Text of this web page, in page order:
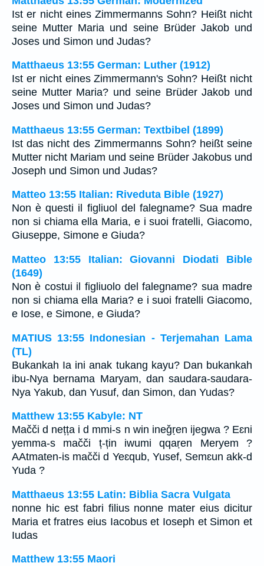
Ist er nicht eines Zimmermanns Sohn? Heißt nicht
seine Mutter Maria und seine Brüder Jakob und
Joses und Simon und Judas?
Matthaeus 13:55 German: Luther (1912)
Ist er nicht eines Zimmermann's Sohn? Heißt nicht
seine Mutter Maria? und seine Brüder Jakob und
Joses und Simon und Judas?
Matthaeus 13:55 German: Textbibel (1899)
Ist das nicht des Zimmermanns Sohn? heißt seine
Mutter nicht Mariam und seine Brüder Jakobus und
Joseph und Simon und Judas?
Matteo 13:55 Italian: Riveduta Bible (1927)
Non è questi il figliuol del falegname? Sua madre
non si chiama ella Maria, e i suoi fratelli, Giacomo,
Giuseppe, Simone e Giuda?
Matteo 13:55 Italian: Giovanni Diodati Bible
(1649)
Non è costui il figliuolo del falegname? sua madre
non si chiama ella Maria? e i suoi fratelli Giacomo,
e Iose, e Simone, e Giuda?
MATIUS 13:55 Indonesian - Terjemahan Lama
(TL)
Bukankah Ia ini anak tukang kayu? Dan bukankah
ibu-Nya bernama Maryam, dan saudara-saudara-
Nya Yakub, dan Yusuf, dan Simon, dan Yudas?
Matthew 13:55 Kabyle: NT
Mačči d nețța i d mmi-s n win ineǧṛen ijegwa ? Eɛni
yemma-s mačči ț-țin iwumi qqaṛen Meryem ?
AAtmaten-is mačči d Yeɛqub, Yusef, Semɛun akk-d
Yuda ?
Matthaeus 13:55 Latin: Biblia Sacra Vulgata
nonne hic est fabri filius nonne mater eius dicitur
Maria et fratres eius Iacobus et Ioseph et Simon et
Iudas
Matthew 13:55 Maori